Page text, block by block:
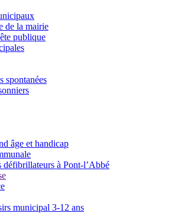
de la mairie
publique
spontanées
âge et handicap
défibrillateurs à Pont-l’Abbé
municipal 3-12 ans